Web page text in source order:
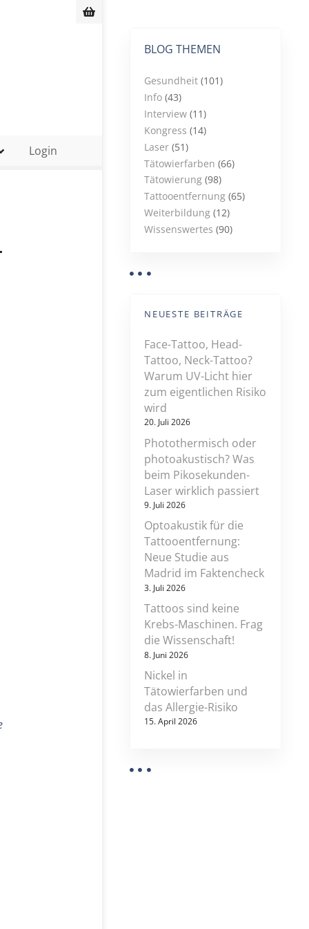
Login
BLOG THEMEN
Gesundheit (101)
Info (43)
Interview (11)
Kongress (14)
Laser (51)
Tätowierfarben (66)
Tätowierung (98)
Tattooentfernung (65)
Weiterbildung (12)
Wissenswertes (90)
NEUESTE BEITRÄGE
Face-Tattoo, Head-
Tattoo, Neck-Tattoo?
Warum UV-Licht hier
zum eigentlichen Risiko
wird
20. Juli 2026
Photothermisch oder
photoakustisch? Was
beim Pikosekunden-
Laser wirklich passiert
9. Juli 2026
Optoakustik für die
Tattooentfernung:
Neue Studie aus
Madrid im Faktencheck
3. Juli 2026
Tattoos sind keine
Krebs-Maschinen. Frag
die Wissenschaft!
8. Juni 2026
Nickel in
Tätowierfarben und
das Allergie-Risiko
15. April 2026